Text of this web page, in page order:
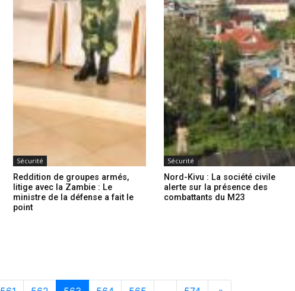
Sécurité
Reddition de groupes armés,
litige avec la Zambie : Le
ministre de la défense a fait le
point
Sécurité
Nord-Kivu : La société civile
alerte sur la présence des
combattants du M23